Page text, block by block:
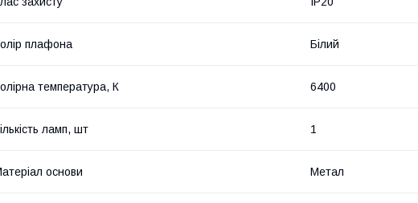
плафона Білий
температура, К 6400
ламп, шт 1
основи Метал